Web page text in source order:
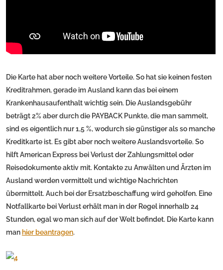
Die Karte hat aber noch weitere Vorteile. So hat sie keinen festen
Kreditrahmen, gerade im Ausland kann das bei einem
Krankenhausaufenthalt wichtig sein. Die Auslandsgebühr
beträgt 2% aber durch die PAYBACK Punkte, die man sammelt,
sind es eigentlich nur 1,5 %, wodurch sie günstiger als so manche
Kreditkarte ist. Es gibt aber noch weitere Auslandsvorteile. So
hilft American Express bei Verlust der Zahlungsmittel oder
Reisedokumente aktiv mit. Kontakte zu Anwälten und Ärzten im
Ausland werden vermittelt und wichtige Nachrichten
übermittelt. Auch bei der Ersatzbeschaffung wird geholfen. Eine
Notfallkarte bei Verlust erhält man in der Regel innerhalb 24
Stunden, egal wo man sich auf der Welt befindet. Die Karte kann
man hier beantragen.